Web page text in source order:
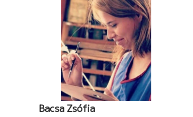
Bacsa Zsófia